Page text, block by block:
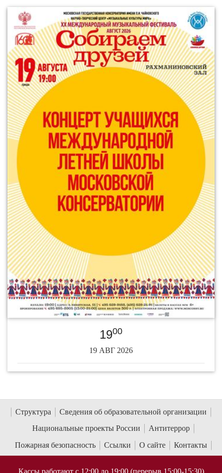
1900
19 АВГ 2026
Структура
Сведения об образовательной организации
Национальные проекты России
Антитеррор
Пожарная безопасность
Ссылки О сайте Контакты
Кассы работают с 12:00 до 19:00 (перерыв 15:00-15:30)